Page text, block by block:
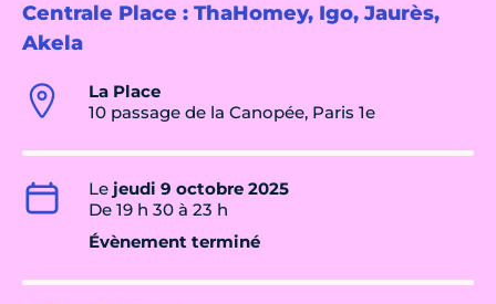
Centrale Place : ThaHomey, Igo, Jaurès,
Akela
La Place
10 passage de la Canopée, Paris 1e
Le jeudi 9 octobre 2025
De 19 h 30 à 23 h
Évènement terminé